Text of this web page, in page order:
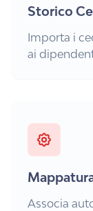
Storico
Importa i
ai
Associa